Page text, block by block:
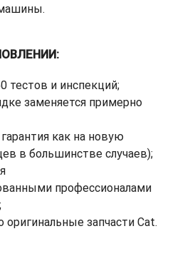
тестов и инспекций;
заменяется примерно
как на новую
в большинстве случаев);
профессионалами
оригинальные запчасти Cat.